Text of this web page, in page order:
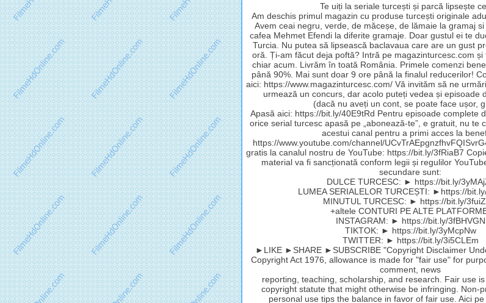
Te uiți la seriale turcești și parcă lipsește
Am deschis primul magazin cu produse turcești originale
Avem ceai negru, verde, de măceșe, de lămaie la gramaj
cafea Mehmet Efendi la diferite gramaje. Doar gustul ei te
Turcia. Nu putea să lipsească baclavaua care are un gust
oră. Ți-am făcut deja poftă? Intră pe magazinturcesc.com
chiar acum. Livrăm în toată România. Primele comenzi
până 90%. Mai sunt doar 9 ore până la finalul reducerilor!
aici: https://www.magazinturcesc.com/ Vă invităm să ne
urmează un concurs, dar acolo puteți vedea și episoade
(dacă nu aveți un cont, se poate face ușor,
Apasă aici: https://bit.ly/40E9tRd Pentru episoade complete
orice serial turcesc apasă pe „abonează-te”, e gratuit, nu te
acestui canal pentru a primi acces la
https://www.youtube.com/channel/
gratis la canalul nostru de YouTube: https://bit.ly/3fRiaB7
material va fi sancționată conform legii și regulilor
secundare sunt:
DULCE TURCESC: ► https://bit.ly/
LUMEA SERIALELOR TURCEȘTI: ►https://
MINUTUL TURCESC: ► https://bit.ly/
+altele CONTURI PE ALTE
INSTAGRAM: ► https://bit.ly/3fBHVGN
TIKTOK: ► https://bit.ly/3yMcpNw
TWITTER: ► https://bit.ly/3i5CLEm
►LIKE ►SHARE ►SUBSCRIBE "Copyright Disclaimer
Copyright Act 1976, allowance is made for "fair use" for
comment, news
reporting, teaching, scholarship, and research. Fair use
copyright statute that might otherwise be infringing. Non-
personal use tips the balance in favor of fair use. Aici